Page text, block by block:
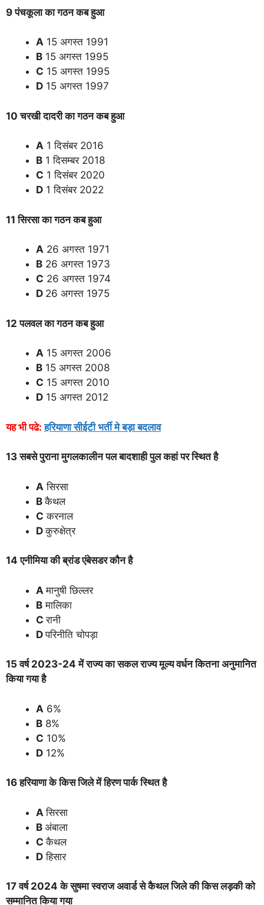
9 पंचकूला का गठन कब हुआ
A 15 अगस्त 1991
B 15 अगस्त 1995
C 15 अगस्त 1995
D 15 अगस्त 1997
10 चरखी दादरी का गठन कब हुआ
A 1 दिसंबर 2016
B 1 दिसम्बर 2018
C 1 दिसंबर 2020
D 1 दिसंबर 2022
11 सिरसा का गठन कब हुआ
A 26 अगस्त 1971
B 26 अगस्त 1973
C 26 अगस्त 1974
D 26 अगस्त 1975
12 पलवल का गठन कब हुआ
A 15 अगस्त 2006
B 15 अगस्त 2008
C 15 अगस्त 2010
D 15 अगस्त 2012
यह भी पढे:हरियाणा सीईटी भर्ती मे बड़ा बदलाव
13 सबसे पुराना मुगलकालीन पल बादशाही पुल कहां पर स्थित है
A सिरसा
Bकैथल
C करनाल
Dकुरुक्षेत्र
14 एनीमिया की ब्रांड एंबेसडर कौन है
Aमानुषी छिल्लर
B मालिका
Cरानी
Dपरिनीति चोपड़ा
15 वर्ष 2023-24 में राज्य का सकल राज्य मूल्य वर्धन कितना अनुमानित
किया गया है
A 6%
B 8%
C 10%
D 12%
16 हरियाणा के किस जिले में हिरण पार्क स्थित है
Aसिरसा
B अंबाला
Cकैथल
D हिसार
17 वर्ष 2024 के सुषमा स्वराज अवार्ड से कैथल जिले की किस लड़की को
सम्मानित किया गया